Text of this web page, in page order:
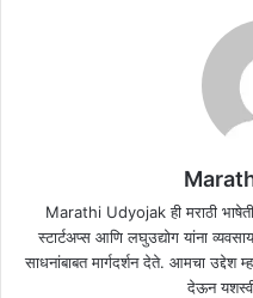
Marathi Udyojak ही मराठी
स्टार्टअप्स आणि लघुउद्योग यांना
साधनांबाबत मार्गदर्शन देते. आमचा उद्देश
देऊन